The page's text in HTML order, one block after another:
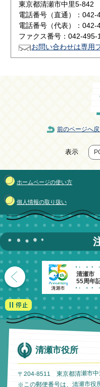
東京都清瀬市中里5-842
電話番号（直通）：042-
電話番号（代表）：042-
ファクス番号：042-495-
お問い合わせは専用
前のページへ
表示
ホームページの使い方
個人情報の取り扱い
清瀬市
55周年
清瀬市役所
〒204-8511 東京都清瀬市中
※この郵便番号は、清瀬市役